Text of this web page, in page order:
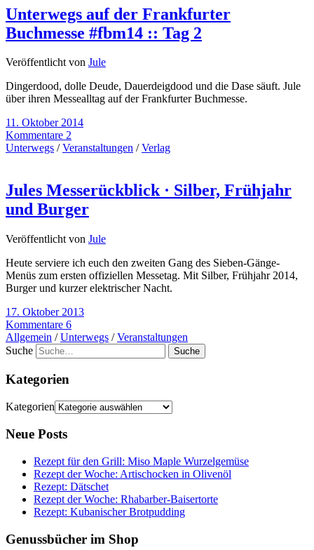
Unterwegs auf der Frankfurter
Buchmesse #fbm14 :: Tag 2
Veröffentlicht von Jule
Dingerdood, dolle Deude, Dauerdeigdood und die Dase säuft. Jule
über ihren Messealltag auf der Frankfurter Buchmesse.
11. Oktober 2014
Kommentare 2
Unterwegs /Veranstaltungen /Verlag
Jules Messerückblick · Silber, Frühjahr
und Burger
Veröffentlicht von Jule
Heute serviere ich euch den zweiten Gang des Sieben-Gänge-
Menüs zum ersten offiziellen Messetag. Mit Silber, Frühjahr 2014,
Burger und kurzer elektrischer Nacht.
17. Oktober 2013
Kommentare 6
Allgemein /Unterwegs /Veranstaltungen
Suche
Kategorien
Kategorien
Neue Posts
Rezept für den Grill: Miso Maple Wurzelgemüse
Rezept der Woche: Artischocken in Olivenöl
Rezept: Dätschet
Rezept der Woche: Rhabarber-Baisertorte
Rezept: Kubanischer Brotpudding
Genussbücher im Shop